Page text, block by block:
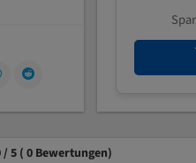
/ 5 ( 0 Bewertungen)